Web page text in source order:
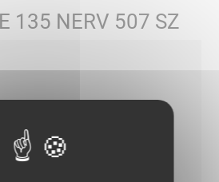
135 NERV 507 SZ